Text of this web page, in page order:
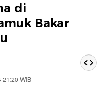
ini
di
Bakar
21:20 WIB